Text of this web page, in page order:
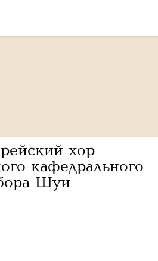
хор
кафедрального
Шуи